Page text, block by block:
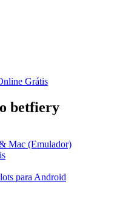
Grátis
betfiery
Mac (Emulador)
para Android